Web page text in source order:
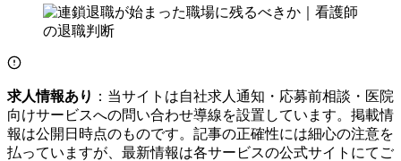
求人情報あり ：当サイトは自社求人通知・応募前相談・医院
向けサービスへの問い合わせ導線を設置しています。掲載情
報は公開日時点のものです。記事の正確性には細心の注意を
払っていますが、最新情報は各サービスの公式サイトにてご